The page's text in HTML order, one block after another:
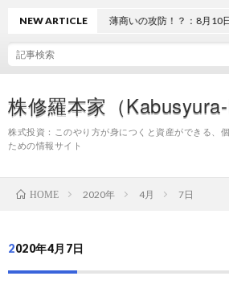
株修羅本家（Kabusyura-
株式投資：このやり方が身につくと資産ができる、
ための情報サイト
NEW ARTICLE薄商いの攻防！？：8月10日（
HOME 2020年 4月 7日
2020年4月7日